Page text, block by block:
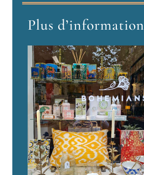
Plus d’information